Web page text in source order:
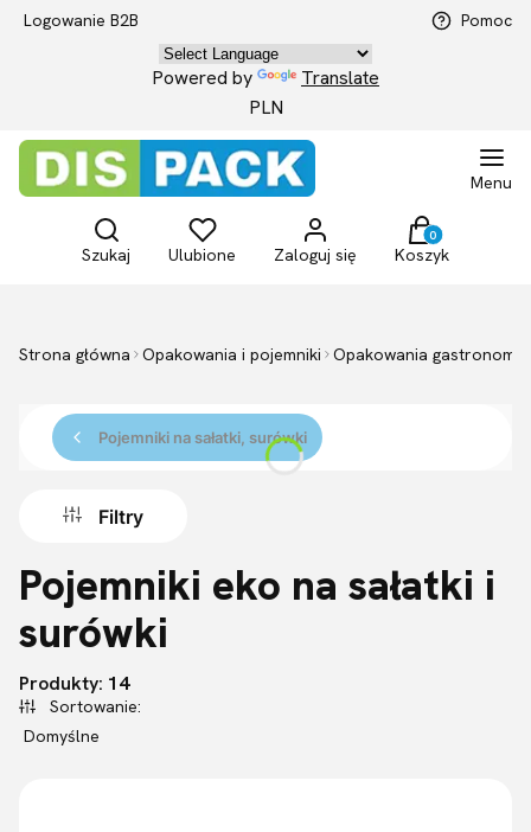
Logowanie B2B Pomoc
Powered by
Translate
PLN
Menu
Otwórz wyszukiwarkę
Szukaj
Ulubione Zaloguj się
Produkty w
Koszyk
Strona główna Opakowania i pojemniki Opakowania gastronomia
Pojemniki na sałatki, surówki
Filtry
Pojemniki eko na sałatki i
surówki
Lista produktów
Produkty: 14
Sortowanie:
Domyślne